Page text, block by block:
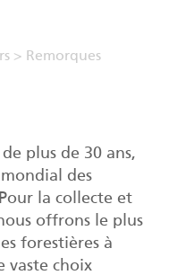
> Remorques
plus de 30 ans,
des
la collecte et
offrons le plus
forestières à
vaste choix